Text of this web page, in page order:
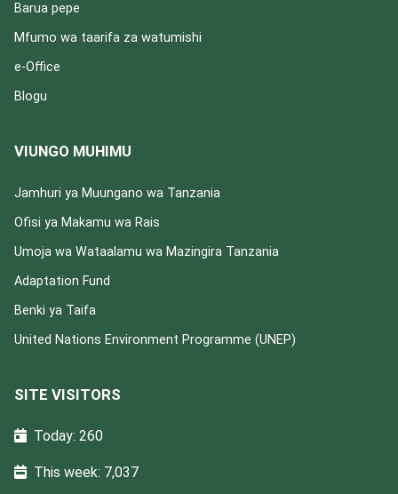
Barua pepe
Mfumo wa taarifa za watumishi
e-Office
Blogu
VIUNGO MUHIMU
Jamhuri ya Muungano wa Tanzania
Ofisi ya Makamu wa Rais
Umoja wa Wataalamu wa Mazingira Tanzania
Adaptation Fund
Benki ya Taifa
United Nations Environment Programme (UNEP)
SITE VISITORS
Today: 260
This week: 7,037